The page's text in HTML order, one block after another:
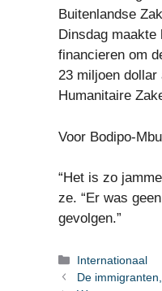
Buitenlandse
Dinsdag
financieren om
23 miljoen dollar
Humanitaire
Voor Bodipo-
“Het is zo
ze. “Er was
gevolgen.”
Categorieën
Internationaal
De